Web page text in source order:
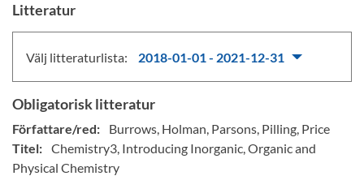
Litteratur
Välj litteraturlista: 2018-01-01 - 2021-12-31
Obligatorisk litteratur
Författare/red:
Burrows, Holman, Parsons, Pilling, Price
Titel: Chemistry3, Introducing Inorganic, Organic and
Physical Chemistry